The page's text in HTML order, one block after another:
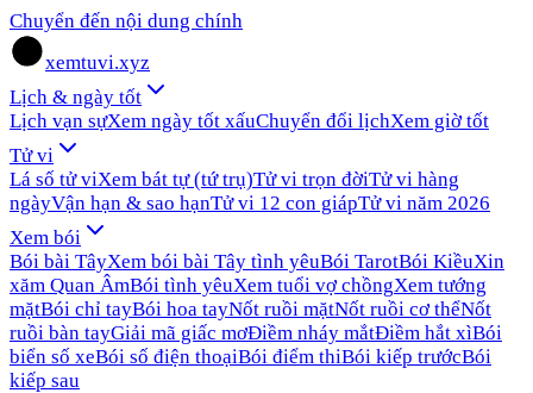
Chuyển đến nội dung chính
xemtuvi.xyz
Lịch & ngày tốt
Lịch vạn sựXem ngày tốt xấuChuyển đổi lịchXem giờ tốt
Tử vi
Lá số tử viXem bát tự (tứ trụ)Tử vi trọn đờiTử vi hàng
ngàyVận hạn & sao hạnTử vi 12 con giápTử vi năm 2026
Xem bói
Bói bài TâyXem bói bài Tây tình yêuBói TarotBói KiềuXin
xăm Quan ÂmBói tình yêuXem tuổi vợ chồngXem tướng
mặtBói chỉ tayBói hoa tayNốt ruồi mặtNốt ruồi cơ thểNốt
ruồi bàn tayGiải mã giấc mơĐiềm nháy mắtĐiềm hắt xìBói
biển số xeBói số điện thoạiBói điểm thiBói kiếp trướcBói
kiếp sau